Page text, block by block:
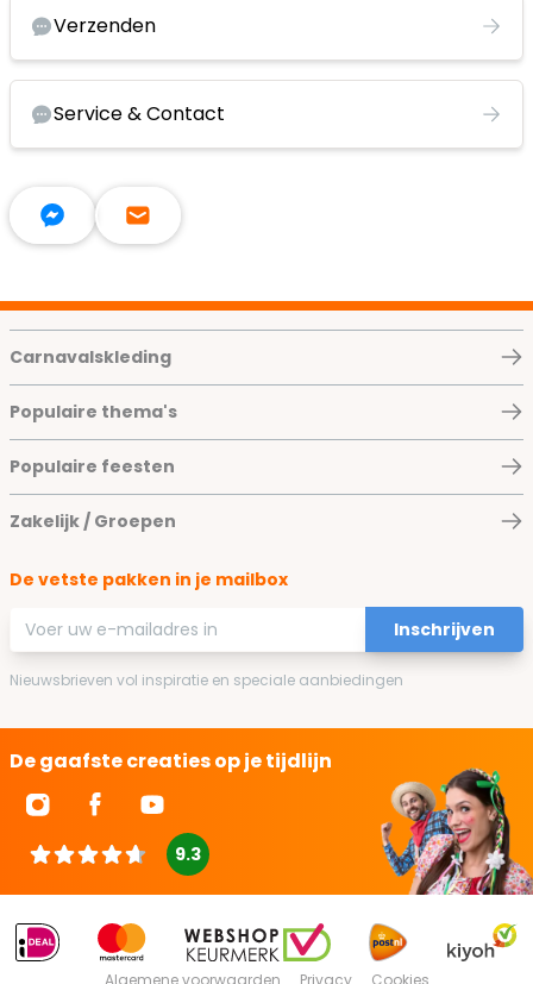
Verzenden
Service & Contact
Carnavalskleding
Populaire thema's
Populaire feesten
Zakelijk / Groepen
De vetste pakken in je mailbox
E-mailadres
Inschrijven
Nieuwsbrieven vol inspiratie en speciale aanbiedingen
De gaafste creaties op je tijdlijn
9.3
Algemene voorwaarden Privacy Cookies